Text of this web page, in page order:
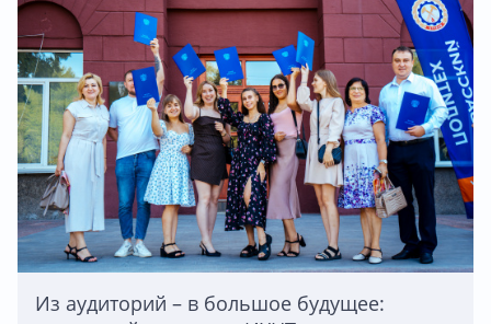
Из аудиторий – в большое будущее: